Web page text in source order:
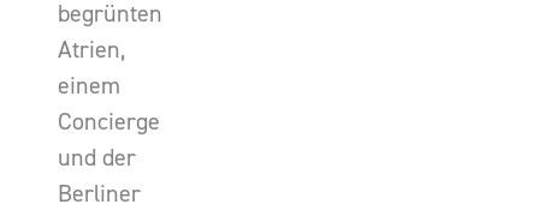
begrünten
Atrien,
einem
Concierge
und der
Berliner